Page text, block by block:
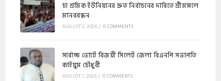
চা শ্রমিক ইউনিয়নের দ্রুত নির্বাচনের দাবিতে শ্রীমঙ্গলে
মানববন্ধন
AUGUST 2, 2026/ 0 COMMENTS
সর্বোচ্চ ভোটে বিজয়ী সিলেট জেলা বিএনপি সভাপতি
কাইয়ুম চৌধুরী
AUGUST 1, 2026/ 0 COMMENTS